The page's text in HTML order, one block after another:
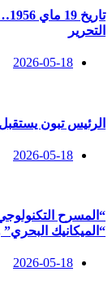
التحرير
2026-05-18
الرئيس تبون
2026-05-18
“المسرح
“الميكانيك البحري”
2026-05-18